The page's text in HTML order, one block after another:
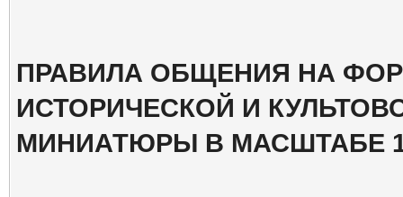
ПРАВИЛА ОБЩЕНИЯ НА
ИСТОРИЧЕСКОЙ И
МИНИАТЮРЫ В МАСШТАБЕ 1/